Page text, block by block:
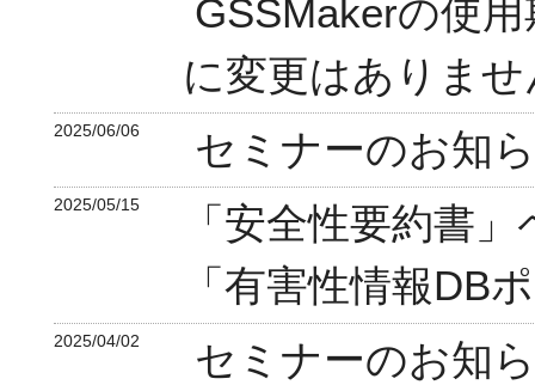
GSSMakerの使
に変更はありま
2025/06/06 セミナーのお知
2025/05/15
「安全性要約書
「有害性情報DB
2025/04/02 セミナーのお知